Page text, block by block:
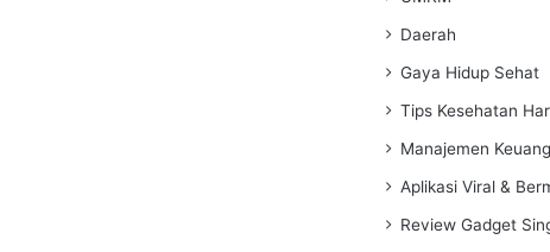
Daerah
Gaya Hidup Sehat
Tips Kesehatan
Manajemen
Aplikasi Viral &
Review Gadget